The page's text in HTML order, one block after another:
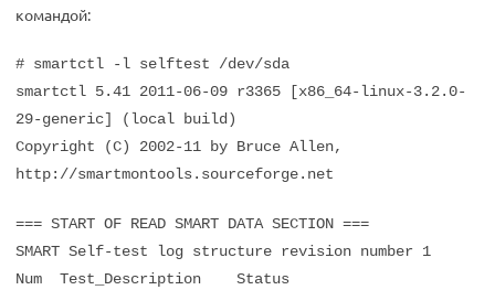
командой:
# smartctl -l selftest /dev/sda
smartctl 5.41 2011-06-09 r3365 [x86_64-linux-3.2.0-
29-generic] (local build)
Copyright (C) 2002-11 by Bruce Allen,
http://smartmontools.sourceforge.net
=== START OF READ SMART DATA SECTION ===
SMART Self-test log structure revision number 1
Num Test_Description Status